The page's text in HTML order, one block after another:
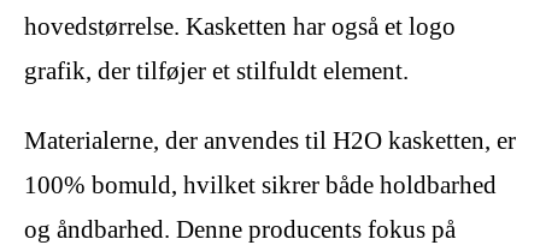
hovedstørrelse. Kasketten har også et logo
grafik, der tilføjer et stilfuldt element.
Materialerne, der anvendes til H2O kasketten, er
100% bomuld, hvilket sikrer både holdbarhed
og åndbarhed. Denne producents fokus på